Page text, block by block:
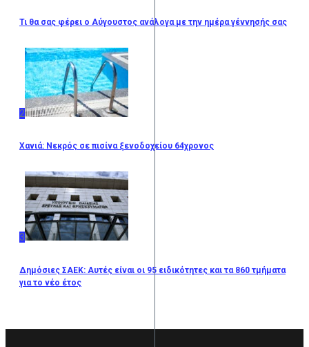
Τι θα σας φέρει ο Αύγουστος ανάλογα με την ημέρα γέννησής σας
2
Χανιά: Νεκρός σε πισίνα ξενοδοχείου 64χρονος
3
Δημόσιες ΣΑΕΚ: Αυτές είναι οι 95 ειδικότητες και τα 860 τμήματα
για το νέο έτος